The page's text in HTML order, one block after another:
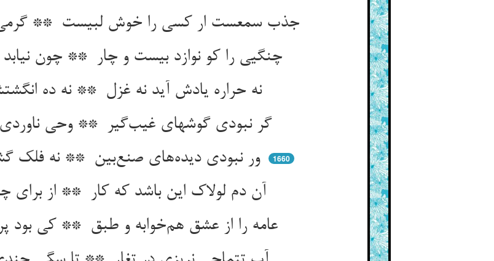
جذب سمعست ار کسی را خوش لبیست ** گرمی و جد معلم از صبیست
نه حراره یادش آید نه غزل ** نه ده انگشتش بجنبد در عمل
گر نبودی گوشهای غیب‌گیر ** وحی ناوردی ز گردون یک بشیر
ور نبودی دیده‌های صنع‌بین ** نه فلک گشتی نه خندیدی زمین
1660
عامه را از عشق هم‌خوابه و طبق ** کی بود پروای عشق صنع حق